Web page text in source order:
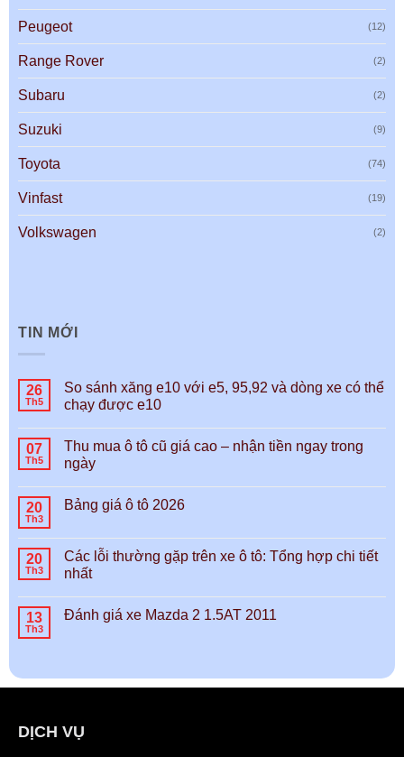
Peugeot (12)
Range Rover (2)
Subaru (2)
Suzuki (9)
Toyota (74)
Vinfast (19)
Volkswagen (2)
TIN MỚI
26
Th5
So sánh xăng e10 với e5, 95,92 và dòng xe có thể
chạy được e10
07
Th5
Thu mua ô tô cũ giá cao – nhận tiền ngay trong
ngày
20
Th3
Bảng giá ô tô 2026
20
Th3
Các lỗi thường gặp trên xe ô tô: Tổng hợp chi tiết
nhất
13
Th3
Đánh giá xe Mazda 2 1.5AT 2011
DỊCH VỤ